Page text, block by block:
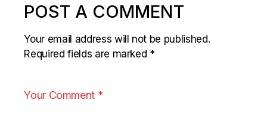
POST A COMMENT
Your email address will not be published.
Required fields are marked *